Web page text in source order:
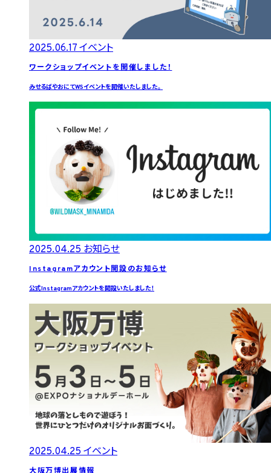
2025.06.17 イベント
ワークショップイベントを開催しました！
みせるばやおにてWSイベントを開催いたしました。
2025.04.25 お知らせ
Instagramアカウント開設のお知らせ
公式Instagramアカウントを開設いたしました！
2025.04.25 イベント
大阪万博出展情報